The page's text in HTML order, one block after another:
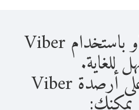
الاتصال على بالاو باستخدام Viber
بمجرد حصولك على أرصدة Viber